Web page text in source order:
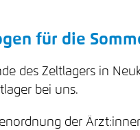
für die
des Zeltlagers in
bei uns.
der